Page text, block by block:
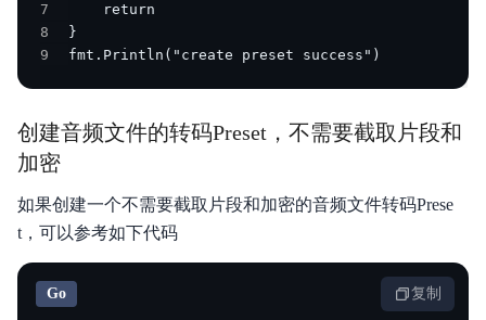
7
8
9
fmt.Println("create preset success")
创建音频文件的转码Preset，不需要截取片段和
加密
如果创建一个不需要截取片段和加密的音频文件转码Prese
t，可以参考如下代码
Go 复制